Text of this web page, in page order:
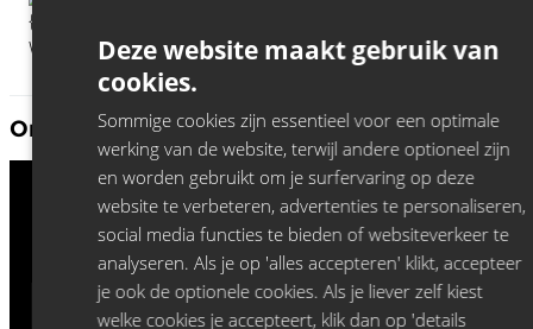
Ontdek meer Jeroen Leenders:
Deze website maakt gebruik van
cookies.
Sommige cookies zijn essentieel voor een optimale
werking van de website, terwijl andere optioneel zijn
en worden gebruikt om je surfervaring op deze
website te verbeteren, advertenties te personaliseren,
social media functies te bieden of websiteverkeer te
analyseren. Als je op 'alles accepteren' klikt, accepteer
je ook de optionele cookies. Als je liever zelf kiest
welke cookies je accepteert, klik dan op 'details